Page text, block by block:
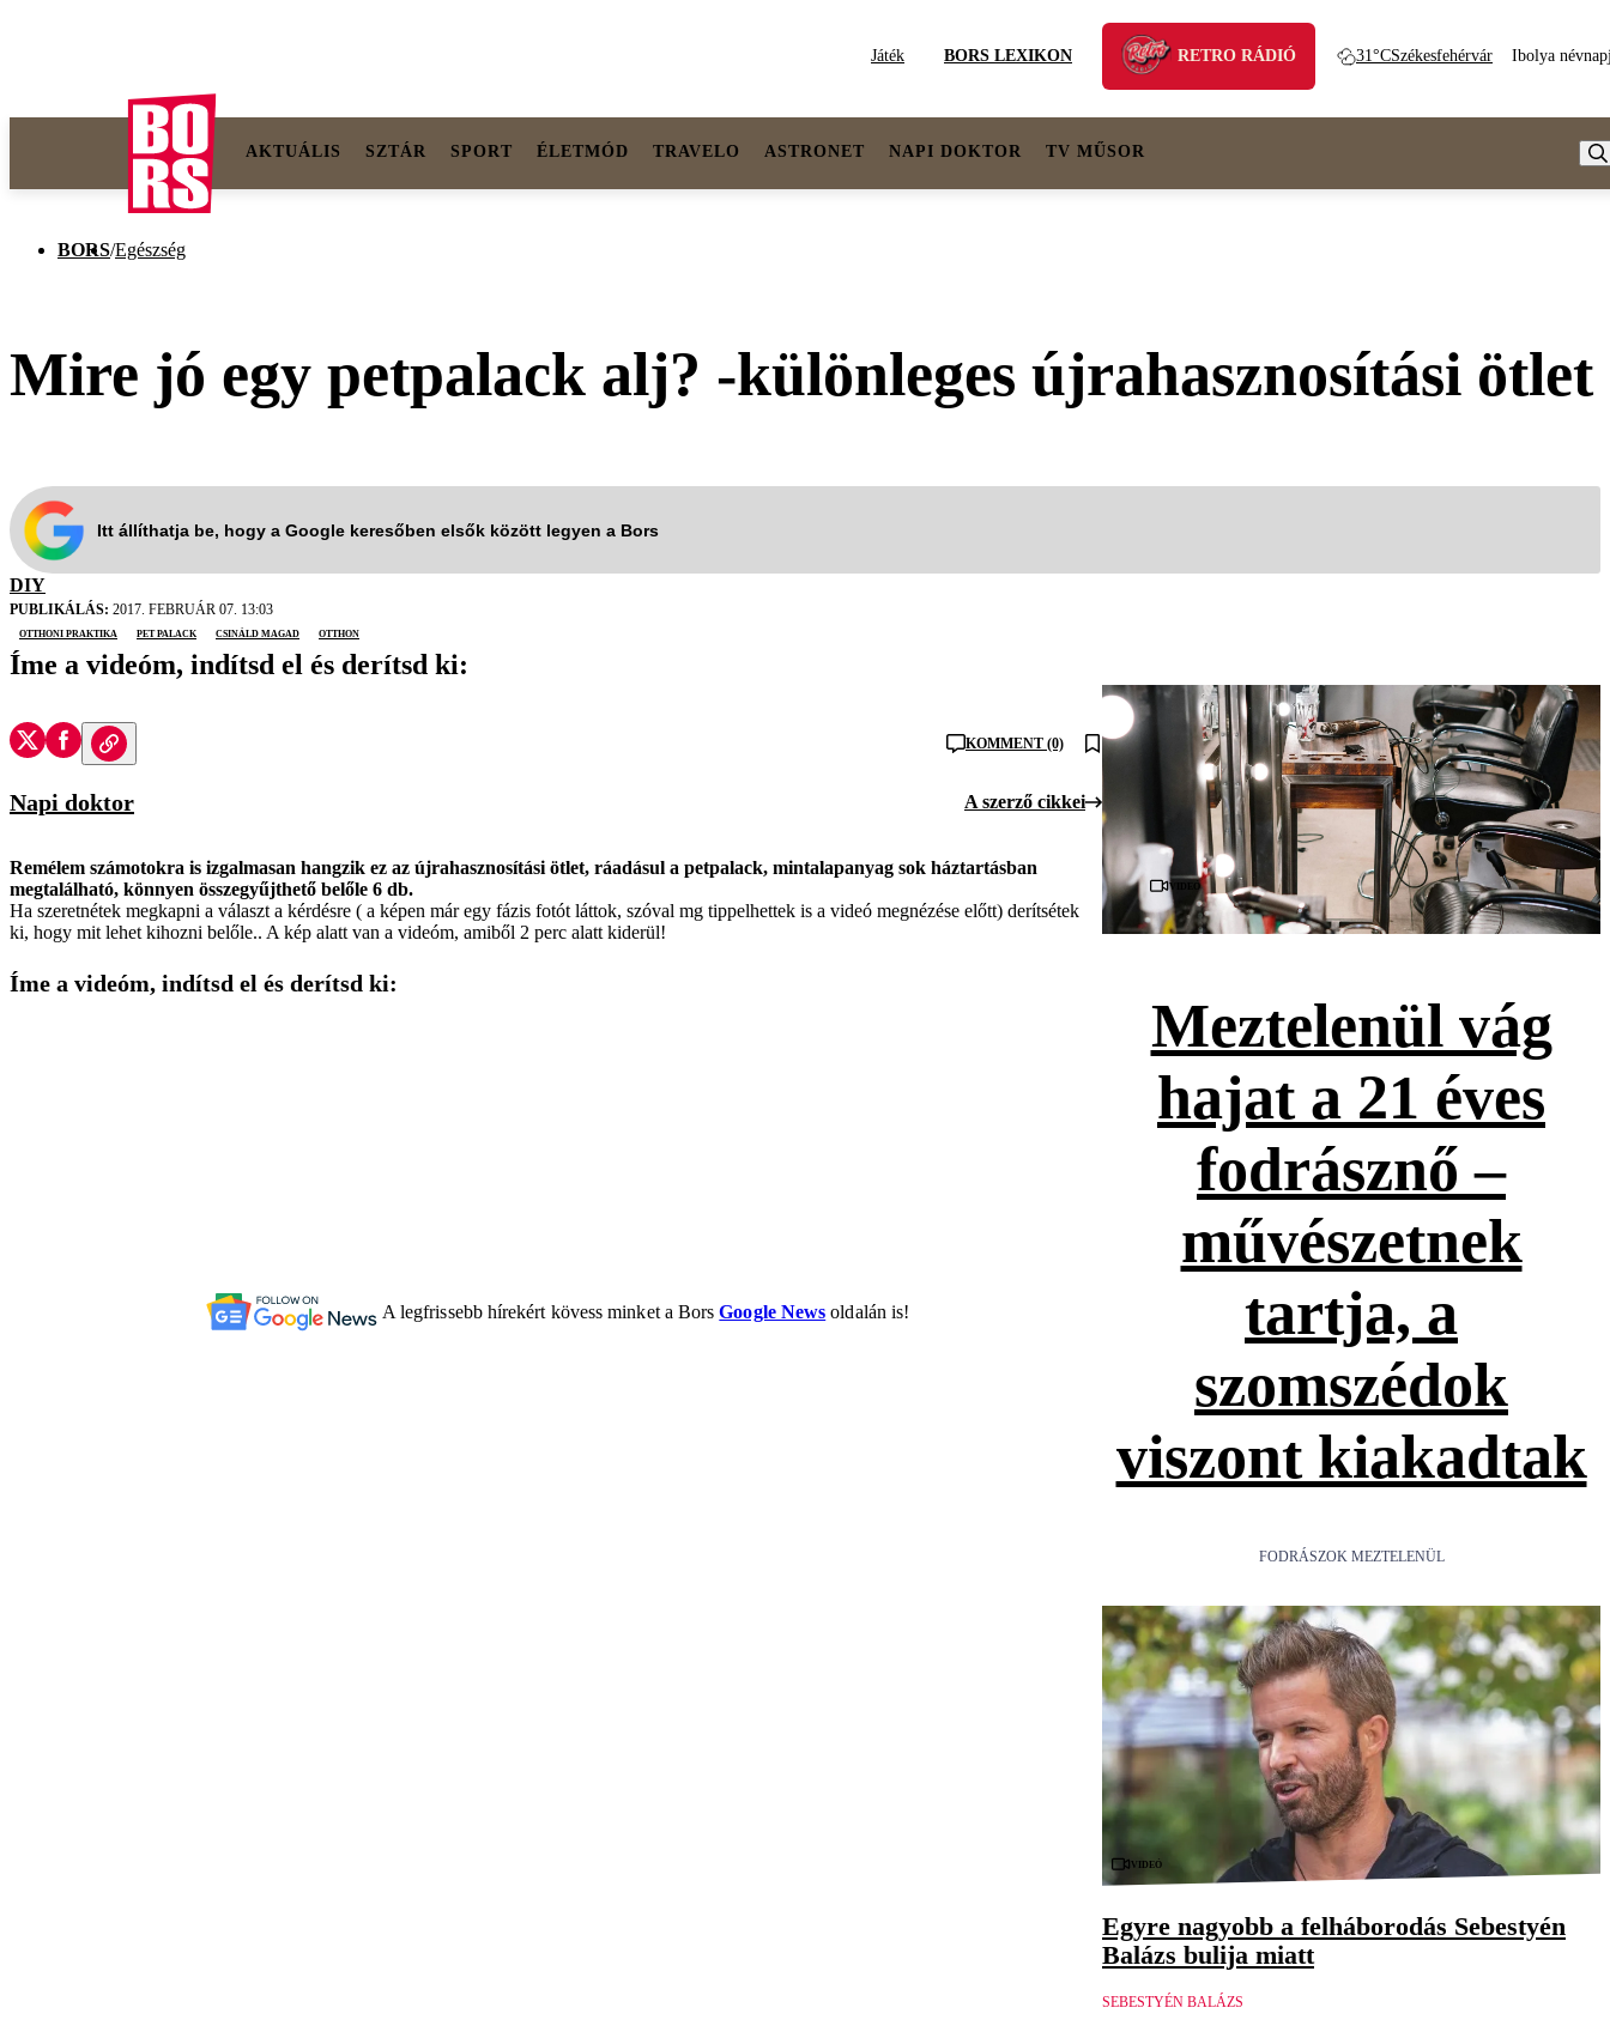
Játék BORS LEXIKON RETRO RÁDIÓ 31°CSzékesfehérvár Ibolya
AKTUÁLIS SZTÁR SPORT ÉLETMÓD TRAVELO ASTRONET NAPI DOKTOR TV MŰSOR
BORS/Egészség
Mire jó egy petpalack alj? -különleges újrahasznosítási ötlet
Itt állíthatja be, hogy a Google keresőben elsők között legyen a Bors
DIY
PUBLIKÁLÁS: 2017. FEBRUÁR 07. 13:03
otthoni praktika
pet palack csináld magad otthon
Íme a videóm, indítsd el és derítsd ki:
KOMMENT (0)
Napi doktor A szerző cikkei
Remélem számotokra is izgalmasan hangzik ez az újrahasznosítási ötlet, ráadásul a petpalack, mintalapanyag sok háztartásban
megtalálható, könnyen összegyűjthető belőle 6 db.
Ha szeretnétek megkapni a választ a kérdésre ( a képen már egy fázis fotót láttok, szóval mg tippelhettek is a videó megnézése előtt) derítsétek
ki, hogy mit lehet kihozni belőle.. A kép alatt van a videóm, amiből 2 perc alatt kiderül!
Íme a videóm, indítsd el és derítsd ki:
A legfrissebb hírekért kövess minket a BorsGoogle News oldalán is!
Videó
Meztelenül vág
hajat a 21 éves
fodrásznő –
művészetnek
tartja, a
szomszédok
viszont kiakadtak
FODRÁSZOK MEZTELENÜL
Videó
Egyre nagyobb a felháborodás Sebestyén
Balázs bulija miatt
SEBESTYÉN BALÁZS